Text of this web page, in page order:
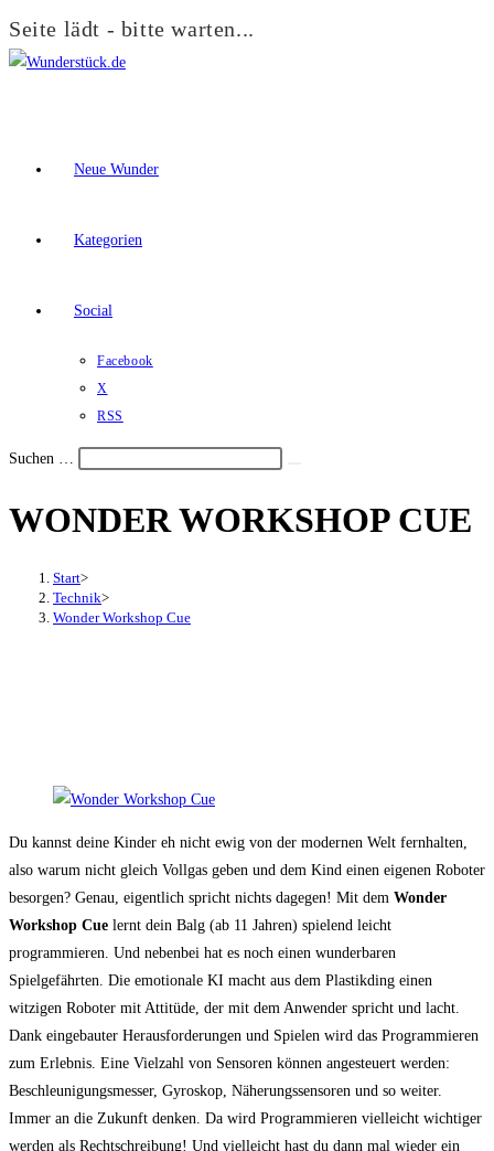
Seite lädt - bitte warten...
Zum
Neue Wunder
Kategorien
Social
Facebook
X
RSS
Suchen …
den
WONDER WORKSHOP CUE
Start>
Technik>
Wonder Workshop Cue
Du kannst deine Kinder eh nicht ewig von der modernen Welt fernhalten,
also warum nicht gleich Vollgas geben und dem Kind einen eigenen Roboter
besorgen? Genau, eigentlich spricht nichts dagegen! Mit dem Wonder
Workshop Cue lernt dein Balg (ab 11 Jahren) spielend leicht
programmieren. Und nebenbei hat es noch einen wunderbaren
Spielgefährten. Die emotionale KI macht aus dem Plastikding einen
witzigen Roboter mit Attitüde, der mit dem Anwender spricht und lacht.
Dank eingebauter Herausforderungen und Spielen wird das Programmieren
zum Erlebnis. Eine Vielzahl von Sensoren können angesteuert werden:
Beschleunigungsmesser, Gyroskop, Näherungssensoren und so weiter.
Immer an die Zukunft denken. Da wird Programmieren vielleicht wichtiger
werden als Rechtschreibung! Und vielleicht hast du dann mal wieder ein